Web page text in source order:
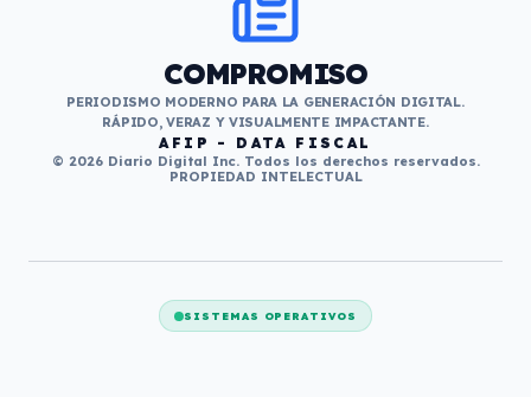
COMPROMISO
PERIODISMO MODERNO PARA LA GENERACIÓN DIGITAL.
RÁPIDO, VERAZ Y VISUALMENTE IMPACTANTE.
AFIP - DATA FISCAL
© 2026 Diario Digital Inc. Todos los derechos reservados.
PROPIEDAD INTELECTUAL
SISTEMAS OPERATIVOS